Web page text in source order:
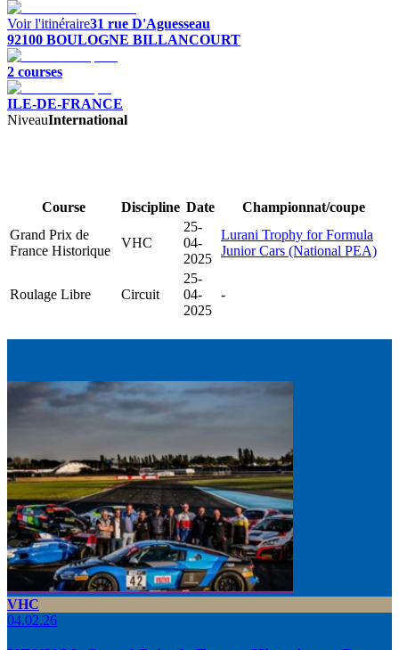
Voir l'itinéraire31 rue D'Aguesseau
92100 BOULOGNE BILLANCOURT
2 courses
ILE-DE-FRANCE
NiveauInternational
Course Discipline Date
Championnat/coupe
Grand Prix de
France Historique
VHC
25-
04-
2025
Lurani Trophy for Formula
Junior Cars (National PEA)
Roulage Libre Circuit
25-
04-
2025
-
VHC
04.02.26